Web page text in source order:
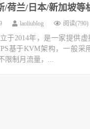
/荷兰/日本/新加坡等
laoliublog 阅读(790)
于2014年，是一家提供
基于KVM架构，一般采
限制月流量，...